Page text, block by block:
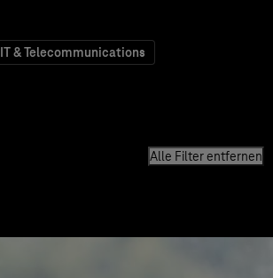
IT & Telecommunications
Alle Filter entfernen